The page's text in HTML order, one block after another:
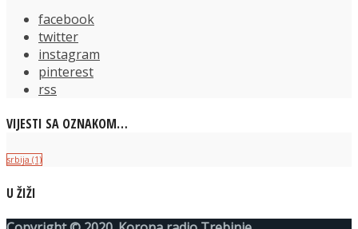
facebook
twitter
instagram
pinterest
rss
VIJESTI SA OZNAKOM…
srbija (1)
U ŽIŽI